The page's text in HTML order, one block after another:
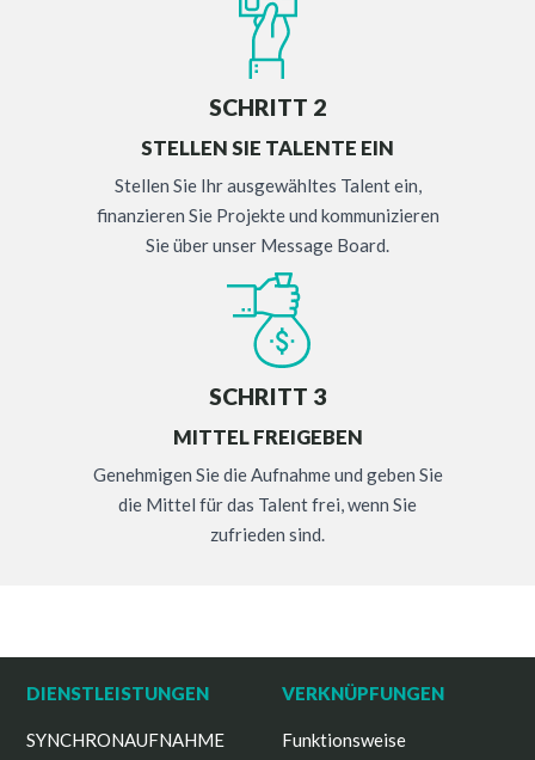
SCHRITT 2
STELLEN SIE TALENTE EIN
Stellen Sie Ihr ausgewähltes Talent ein,
finanzieren Sie Projekte und kommunizieren
Sie über unser Message Board.
SCHRITT 3
MITTEL FREIGEBEN
Genehmigen Sie die Aufnahme und geben Sie
die Mittel für das Talent frei, wenn Sie
zufrieden sind.
DIENSTLEISTUNGEN
SYNCHRONAUFNAHME
VERKNÜPFUNGEN
Funktionsweise